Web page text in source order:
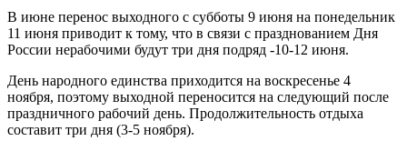
В июне перенос выходного с субботы 9 июня на понедельник
11 июня приводит к тому, что в связи с празднованием Дня
России нерабочими будут три дня подряд -10-12 июня.
День народного единства приходится на воскресенье 4
ноября, поэтому выходной переносится на следующий после
праздничного рабочий день. Продолжительность отдыха
составит три дня (3-5 ноября).